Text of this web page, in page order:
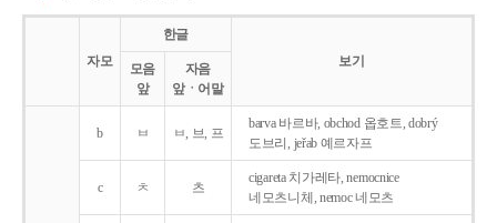
자모
한글
보기
모음
앞
자음
앞ㆍ어말
b ㅂ ㅂ, 브, 프
barva 바르바, obchod 옵호트, dobrý
도브리, jeřab 예르자프
c ㅊ 츠
cigareta 치가레타, nemocnice
네모츠니체, nemoc 네모츠